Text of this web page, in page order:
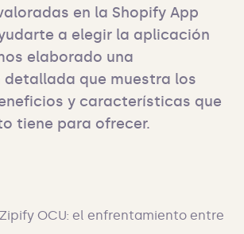
en la Shopify App
a elegir la aplicación
elaborado una
que muestra los
y características que
tiene para ofrecer.